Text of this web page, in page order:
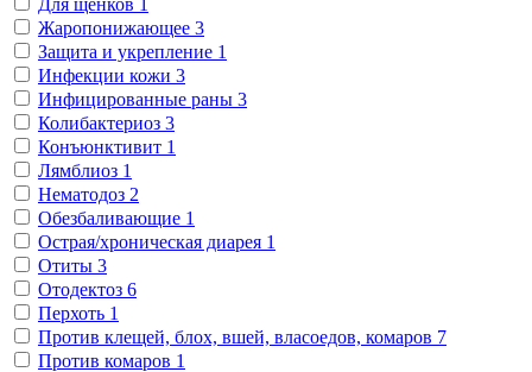
Жаропонижающее 3
Защита и укрепление 1
Инфекции кожи 3
Инфицированные раны 3
Колибактериоз 3
Конъюнктивит 1
Лямблиоз 1
Нематодоз 2
Обезбаливающие 1
Острая/хроническая диарея 1
Отиты 3
Отодектоз 6
Перхоть 1
Против клещей, блох, вшей, власоедов, комаров 7
Против комаров 1